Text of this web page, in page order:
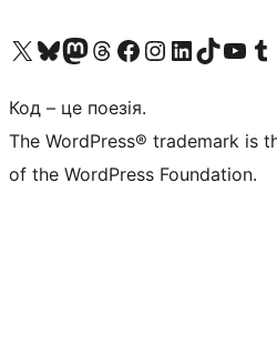
Visit our X (formerly Twitter) account
Visit our Bluesky account
Завітайте до нашої стрічки в Mastodon
Visit our Threads account
Завітайте на нашу сторінку в Facebook
Visit our Instagram account
Visit our LinkedIn account
Visit our TikTok
Visit our Visit
Код – це поезія.
The WordPress® trademark is
of the WordPress Foundation.